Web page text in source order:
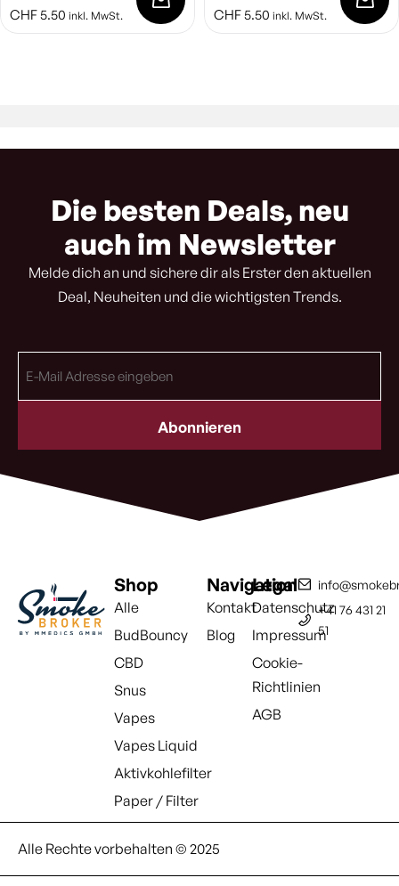
CHF5.50 inkl. MwSt. CHF5.50 inkl. MwSt.
Die besten Deals, neu
auch im Newsletter
Melde dich an und sichere dir als Erster den aktuellen
Deal, Neuheiten und die wichtigsten Trends.
Mail
Shop
Alle
BudBouncy
CBD
Snus
Vapes
Vapes Liquid
Aktivkohlefilter
Paper / Filter
Navigation
Kontakt
Blog
Legal
Datenschutz
Impressum
Cookie-
Richtlinien
AGB
+41 76 431 21
51
Alle Rechte vorbehalten © 2025